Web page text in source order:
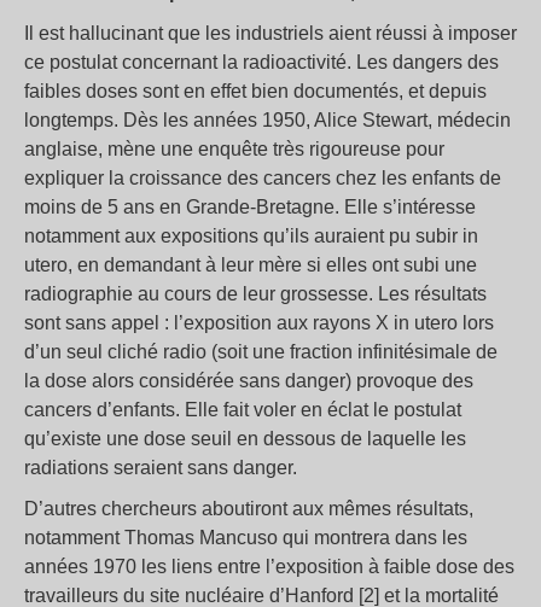
Il est hallucinant que les industriels aient réussi à imposer
ce postulat concernant la radioactivité. Les dangers des
faibles doses sont en effet bien documentés, et depuis
longtemps. Dès les années 1950, Alice Stewart, médecin
anglaise, mène une enquête très rigoureuse pour
expliquer la croissance des cancers chez les enfants de
moins de 5 ans en Grande-Bretagne. Elle s’intéresse
notamment aux expositions qu’ils auraient pu subir in
utero, en demandant à leur mère si elles ont subi une
radiographie au cours de leur grossesse. Les résultats
sont sans appel : l’exposition aux rayons X in utero lors
d’un seul cliché radio (soit une fraction infinitésimale de
la dose alors considérée sans danger) provoque des
cancers d’enfants. Elle fait voler en éclat le postulat
qu’existe une dose seuil en dessous de laquelle les
radiations seraient sans danger.
D’autres chercheurs aboutiront aux mêmes résultats,
notamment Thomas Mancuso qui montrera dans les
années 1970 les liens entre l’exposition à faible dose des
travailleurs du site nucléaire d’Hanford [2] et la mortalité